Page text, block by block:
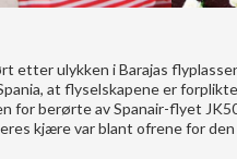
etter ulykken i Barajas
at flyselskapene er
for berørte av Spanair-flyet
kjære var blant ofrene for